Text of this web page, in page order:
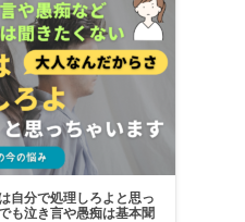
自分で処理しろよと思っ
も泣き言や愚痴は基本聞